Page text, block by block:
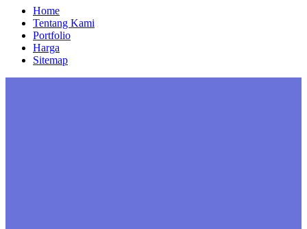
Home
Tentang Kami
Portfolio
Harga
Sitemap